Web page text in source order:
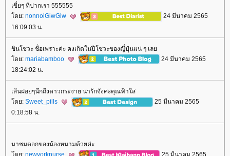
เขี่ยๆ ที่ปากเรา 555555
ดย: nonnoiGiwGiw
24 มีนาคม 2565
16:09:03 น.
ชินโชวะ ชื่อเพราะค่ะ คงเกิดในปีโชวะของญี่ปุ่นแน่ ๆ เล
ดย: mariabamboo
24 มีนาคม 2565
18:24:02 น.
เส้นฝอยๆนึกถึงดาวกระจาย น่ารักจังค่ะคุณฟ้าใส
ดย: Sweet_pills
25 มีนาคม 2565
0:18:58 น.
มาชมดอกของน้องหนามด้วยค่ะ
ดย: newyorknurse
25 มีนาคม 2565